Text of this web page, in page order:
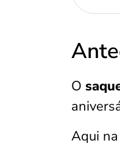
O
Aqui